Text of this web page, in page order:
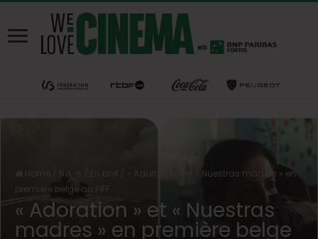
Home News
« Adoration » et « Nuestras madres » en
première belge au FIFF
« Adoration » et « Nuestras
madres » en première belge